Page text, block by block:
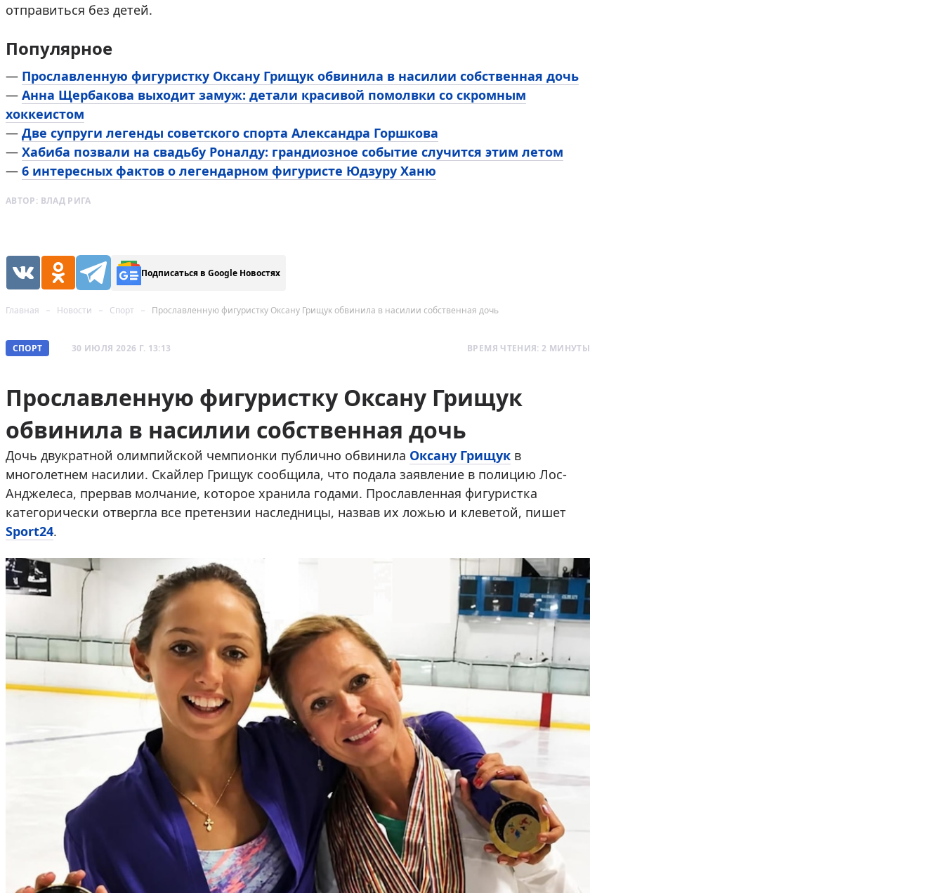
отправиться без детей.
Популярное
— Прославленную фигуристку Оксану Грищук обвинила в насилии собственная дочь
— Анна Щербакова выходит замуж: детали красивой помолвки со скромным
хоккеистом
— Две супруги легенды советского спорта Александра Горшкова
— Хабиба позвали на свадьбу Роналду: грандиозное событие случится этим летом
— 6 интересных фактов о легендарном фигуристе Юдзуру Ханю
АВТОР: ВЛАД РИГА
Подписаться в Google Новостях
Главная Новости Спорт Прославленную фигуристку Оксану Грищук обвинила в насилии собственная дочь
СПОРТ 30 ИЮЛЯ 2026 Г. 13:13 ВРЕМЯ ЧТЕНИЯ: 2 МИНУТЫ
Прославленную фигуристку Оксану Грищук
обвинила в насилии собственная дочь
Дочь двукратной олимпийской чемпионки публично обвинила Оксану Грищук в
многолетнем насилии. Скайлер Грищук сообщила, что подала заявление в полицию Лос-
Анджелеса, прервав молчание, которое хранила годами. Прославленная фигуристка
категорически отвергла все претензии наследницы, назвав их ложью и клеветой, пишет
Sport24.